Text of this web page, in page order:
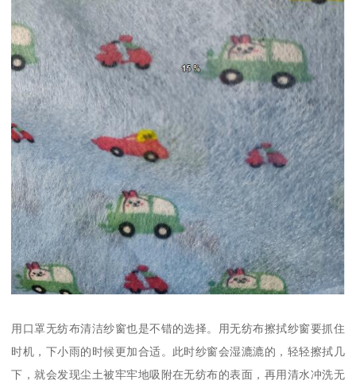
用口罩无纺布清洁纱窗也是不错的选择。用无纺布擦拭纱窗要抓住
时机，下小雨的时候更加合适。此时纱窗会湿漉漉的，轻轻擦拭几
下，就会发现尘土被牢牢地吸附在无纺布的表面，再用清水冲洗无